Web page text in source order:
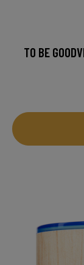
TO BE